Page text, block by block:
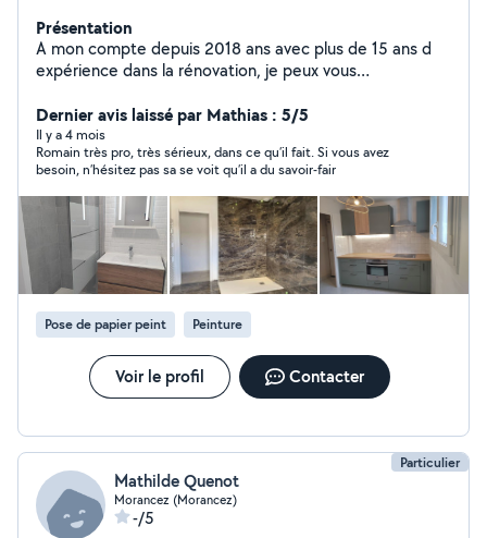
Présentation
A mon compte depuis 2018 ans avec plus de 15 ans d
expérience dans la rénovation, je peux vous
contacter pour échanger sur vos attentes et réaliser de
belles choses ensemble
Dernier avis laissé par Mathias : 5/5
Il y a 4 mois
Romain très pro, très sérieux, dans ce qu’il fait. Si vous avez
besoin, n’hésitez pas sa se voit qu’il a du savoir-fair
Pose de papier peint Peinture
Voir le profil Contacter
Particulier
Mathilde Quenot
Morancez (Morancez)
-/5